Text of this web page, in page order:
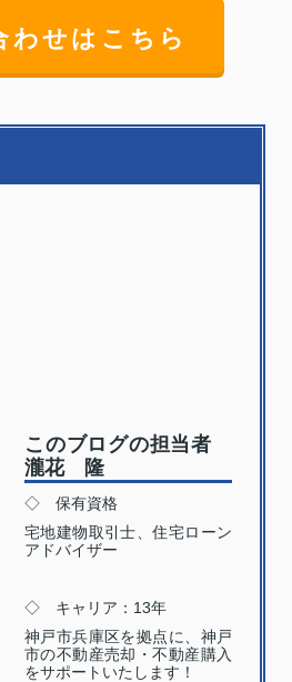
わせはこちら
このブログの担当者
瀧花 隆
◇ 保有資格
宅地建物取引士、住宅ローン
アドバイザー
◇ キャリア：13年
神戸市兵庫区を拠点に、神戸
市の不動産売却・不動産購入
をサポートいたします！